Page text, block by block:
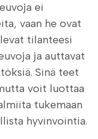
ei
vaan he ovat
tilanteesi
ja auttavat
Sinä teet
voit luottaa
tukemaan
hyvinvointia.